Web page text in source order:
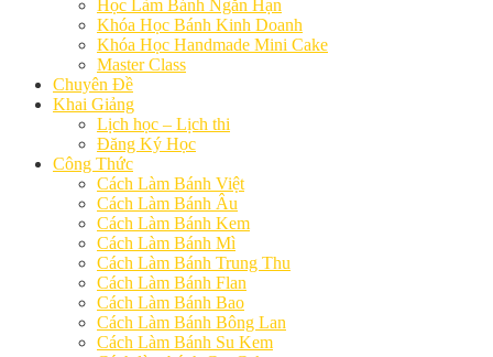
Học Làm Bánh Ngắn Hạn
Khóa Học Bánh Kinh Doanh
Khóa Học Handmade Mini Cake
Master Class
Chuyên Đề
Khai Giảng
Lịch học – Lịch thi
Đăng Ký Học
Công Thức
Cách Làm Bánh Việt
Cách Làm Bánh Âu
Cách Làm Bánh Kem
Cách Làm Bánh Mì
Cách Làm Bánh Trung Thu
Cách Làm Bánh Flan
Cách Làm Bánh Bao
Cách Làm Bánh Bông Lan
Cách Làm Bánh Su Kem